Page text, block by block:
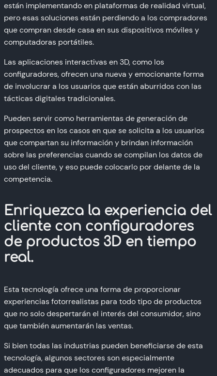
están implementando en plataformas de realidad virtual,
pero esas soluciones están perdiendo a los compradores
que compran desde casa en sus dispositivos móviles y
computadoras portátiles.
Las aplicaciones interactivas en 3D, como los
configuradores, ofrecen una nueva y emocionante forma
de involucrar a los usuarios que están aburridos con las
tácticas digitales tradicionales.
Pueden servir como herramientas de generación de
prospectos en los casos en que se solicita a los usuarios
que compartan su información y brindan información
sobre las preferencias cuando se compilan los datos de
uso del cliente, y eso puede colocarlo por delante de la
competencia.
Enriquezca la experiencia del
cliente con configuradores
de productos 3D en tiempo
real.
Esta tecnología ofrece una forma de proporcionar
experiencias fotorrealistas para todo tipo de productos
que no solo despertarán el interés del consumidor, sino
que también aumentarán las ventas.
Si bien todas las industrias pueden beneficiarse de esta
tecnología, algunos sectores son especialmente
adecuados para que los configuradores mejoren la